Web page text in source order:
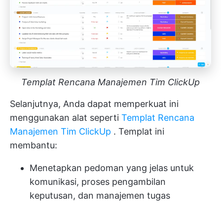
Templat Rencana Manajemen Tim ClickUp
Selanjutnya, Anda dapat memperkuat ini
menggunakan alat seperti Templat Rencana
Manajemen Tim ClickUp . Templat ini
membantu:
Menetapkan pedoman yang jelas untuk
komunikasi, proses pengambilan
keputusan, dan manajemen tugas